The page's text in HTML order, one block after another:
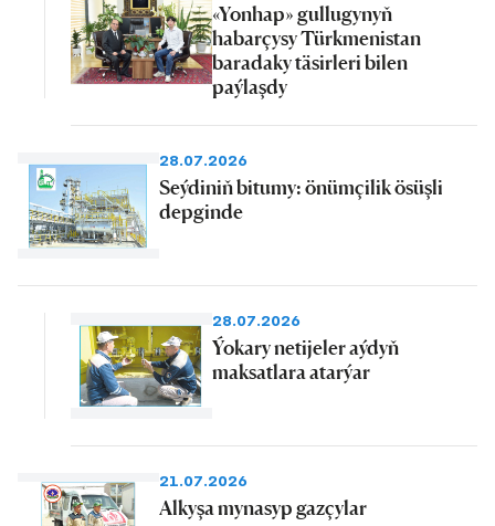
«Yonhap» gullugynyň
habarçysy Türkmenistan
baradaky täsirleri bilen
paýlaşdy
28.07.2026
Seýdiniň bitumy: önümçilik ösüşli
depginde
28.07.2026
Ýokary netijeler aýdyň
maksatlara atarýar
21.07.2026
Alkyşa mynasyp gazçylar